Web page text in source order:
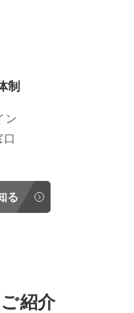
制
ン
る
紹介